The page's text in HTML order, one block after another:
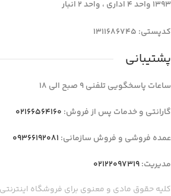
1393 واحد 4 اداری ، واحد 2 انبار
کدپستی: 1311686745
پشتیبانی
ساعات پاسخگویی تلفنی 9 صبح الی 18
گارانتی و خدمات پس از فروش: 02166564160
عمده فروشی و فروش سازمانی: 09366192081
مدیریت:02122097319
کلیه حقوق مادی و معنوی برای فروشگاه